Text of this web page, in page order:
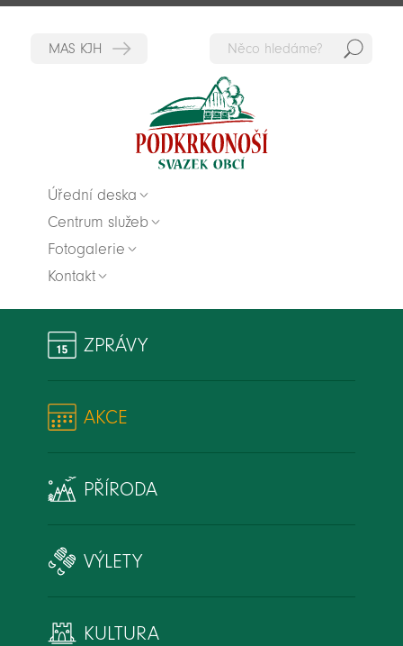
Úřední deska
Centrum služeb
Fotogalerie
Kontakt
ZPRÁVY
AKCE
PŘÍRODA
VÝLETY
KULTURA